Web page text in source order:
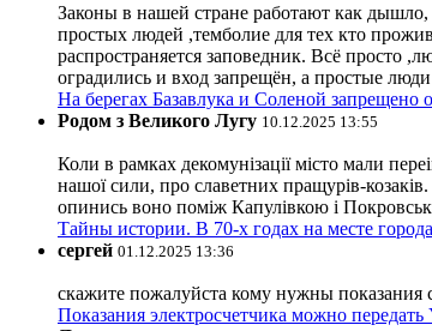
Законы в нашей стране работают как
простых людей ,темболие для тех кто
распространяется заповедник. Всё просто
оградились и вход запрещён, а простые
На берегах Базавлука и Соленой запрещено
Родом з Великого Лугу 10.12.2025 13:55
Коли в рамках декомунізації місто мали
нашої сили, про славетних пращурів-
опинись воно поміж Капулівкою і
Тайны истории. В 70-х годах на месте
сергей 01.12.2025 13:36
скажите пожалуйста кому нужны показания
Показания электросчетчика можно